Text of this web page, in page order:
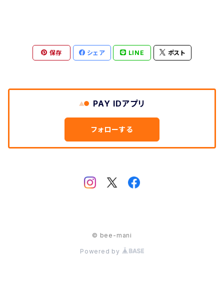
保存 シェア LINE ポスト
PAY IDアプリ
フォローする
© bee-mani
Powered by